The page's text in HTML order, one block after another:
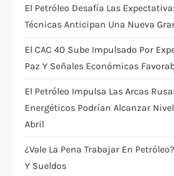
i
o
n
El Petróleo Desafía Las
Técnicas Anticipan Una Nueva
El CAC 40 Sube Impulsado Por
Paz Y Señales Económicas
El Petróleo Impulsa Las Arcas
Energéticos Podrían Alcanzar
Abril
¿Vale La Pena Trabajar En
Y Sueldos